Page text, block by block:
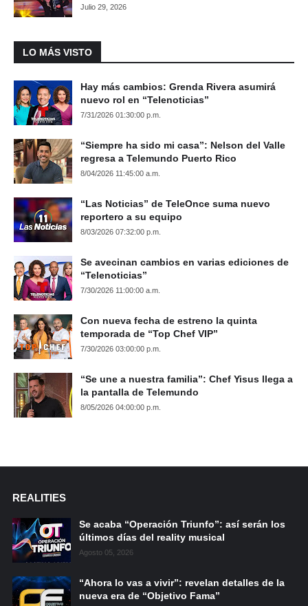
Julio 29, 2026
LO MÁS VISTO
Hay más cambios: Grenda Rivera asumirá
nuevo rol en “Telenoticias”
7/31/2026 01:30:00 p.m.
“Siempre ha sido mi casa”: Nelson del Valle
regresa a Telemundo Puerto Rico
8/04/2026 11:45:00 a.m.
“Las Noticias” de TeleOnce suma nuevo
reportero a su equipo
8/03/2026 07:32:00 p.m.
Se avecinan cambios en varias ediciones de
“Telenoticias”
7/30/2026 11:00:00 a.m.
Con nueva fecha de estreno la quinta
temporada de “Top Chef VIP”
7/30/2026 03:00:00 p.m.
“Se une a nuestra familia”: Chef Yisus llega a
la pantalla de Telemundo
8/05/2026 04:00:00 p.m.
REALITIES
Se acaba “Operación Triunfo”: así serán los
últimos días del reality musical
Agosto 05, 2026
“Ahora lo vas a vivir”: revelan detalles de la
nueva era de “Objetivo Fama”